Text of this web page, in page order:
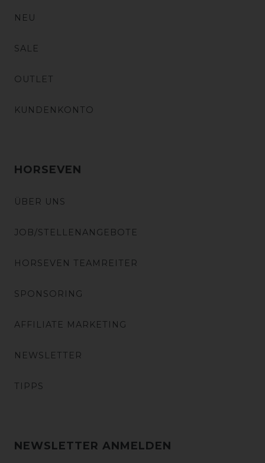
NEU
SALE
OUTLET
KUNDENKONTO
HORSEVEN
ÜBER UNS
JOB/STELLENANGEBOTE
HORSEVEN TEAMREITER
SPONSORING
AFFILIATE MARKETING
NEWSLETTER
TIPPS
NEWSLETTER ANMELDEN